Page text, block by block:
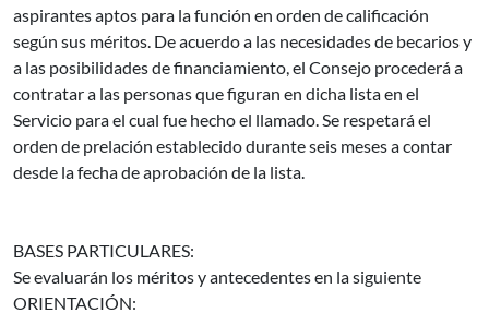
aspirantes aptos para la función en orden de calificación
según sus méritos. De acuerdo a las necesidades de becarios y
a las posibilidades de financiamiento, el Consejo procederá a
contratar a las personas que figuran en dicha lista en el
Servicio para el cual fue hecho el llamado. Se respetará el
orden de prelación establecido durante seis meses a contar
desde la fecha de aprobación de la lista.
BASES PARTICULARES:
Se evaluarán los méritos y antecedentes en la siguiente
ORIENTACIÓN: